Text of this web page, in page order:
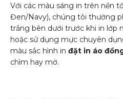
Với các màu sáng in trên nền
Đen/Navy), chúng tôi thường
trắng bên dưới trước khi in lớp
hoặc sử dụng mực chuyên
màu sắc hình in đặt in áo
chìm hay mờ.